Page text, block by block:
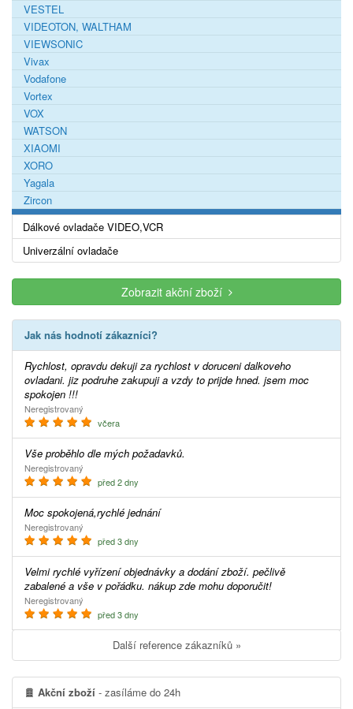
VESTEL
VIDEOTON, WALTHAM
VIEWSONIC
Vivax
Vodafone
Vortex
VOX
WATSON
XIAOMI
XORO
Yagala
Zircon
Dálkové ovladače VIDEO,VCR
Univerzální ovladače
Zobrazit akční zboží
Jak nás hodnotí zákazníci?
Rychlost, opravdu dekuji za rychlost v doruceni dalkoveho
ovladani. jiz podruhe zakupuji a vzdy to prijde hned. jsem moc
spokojen !!!
Neregistrovaný
včera
Vše proběhlo dle mých požadavků.
Neregistrovaný
před 2 dny
Moc spokojená,rychlé jednání
Neregistrovaný
před 3 dny
Velmi rychlé vyřízení objednávky a dodání zboží. pečlivě
zabalené a vše v pořádku. nákup zde mohu doporučit!
Neregistrovaný
před 3 dny
Další reference zákazníků »
Akční zboží - zasíláme do 24h